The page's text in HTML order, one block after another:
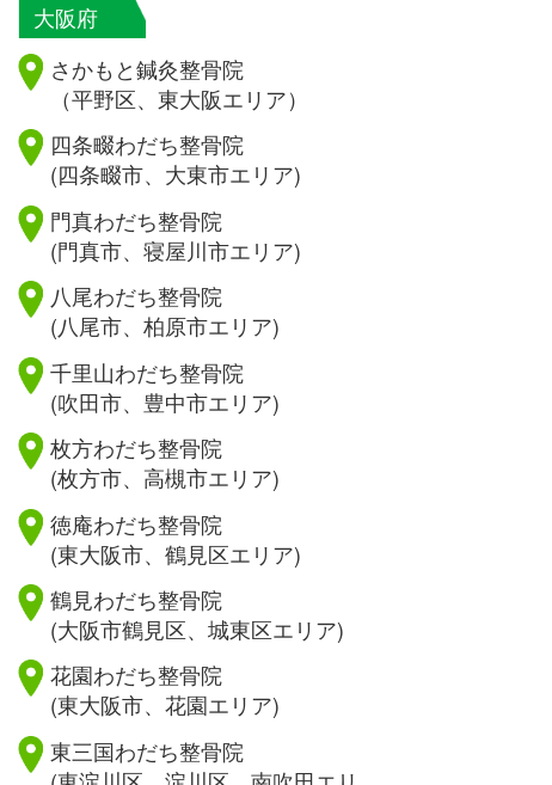
大阪府
さかもと鍼灸整骨院
（平野区、東大阪エリア）
四条畷わだち整骨院
(四条畷市、大東市エリア)
門真わだち整骨院
(門真市、寝屋川市エリア)
八尾わだち整骨院
(八尾市、柏原市エリア)
千里山わだち整骨院
(吹田市、豊中市エリア)
枚方わだち整骨院
(枚方市、高槻市エリア)
徳庵わだち整骨院
(東大阪市、鶴見区エリア)
鶴見わだち整骨院
(大阪市鶴見区、城東区エリア)
花園わだち整骨院
(東大阪市、花園エリア)
東三国わだち整骨院